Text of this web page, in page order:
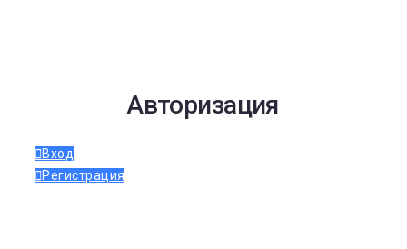
Авторизация
Вход
Регистрация